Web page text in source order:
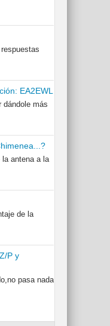
EA2EWL
dándole más
antena a la
de la
P y
pasa nada